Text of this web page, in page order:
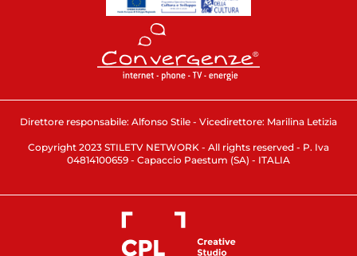
Direttore responsabile: Alfonso Stile - Vicedirettore: Marilina Letizia
Copyright 2023 STILETV NETWORK - All rights reserved - P. Iva
04814100659 - Capaccio Paestum (SA) - ITALIA